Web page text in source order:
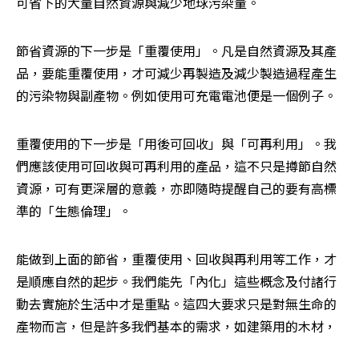
節省資源的下一步是「重覆使用」。凡是自然資源及其產
品，要能重覆使用，才可減少再製造及減少製造過程產生
的污染物與副產物。例如使用可充電電池便是一個例子。
重覆使用的下一步是「用後可回收」與「可再利用」。我
們應該使用可回收與可再利用的產品，這不只是撙節自然
資源，可有更深層的意義，亦即隨時提醒自己的要有高標
準的「生態倫理」。
能做到上面的節省，重覆使用、回收與再利用等工作，才
是順應自然的起步。我們能先「內化」這些概念及付諸行
動去實施於生活中才是重點。這四大要求只是對無生命的
產物而言，但是許多我們基本的需求，如建築用的木材，